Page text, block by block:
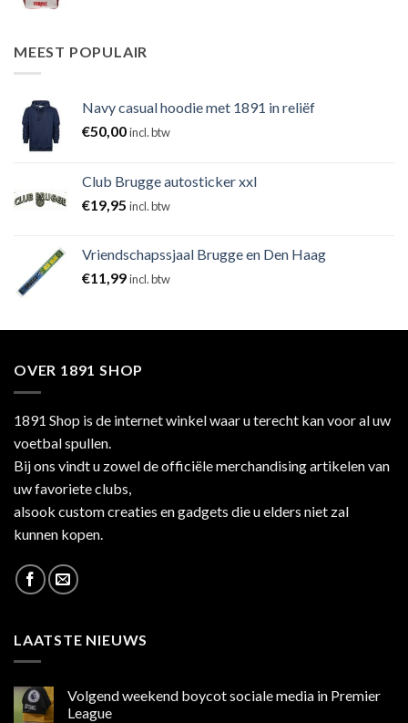
MEEST POPULAIR
Navy casual hoodie met 1891 in reliëf
€50,00incl. btw
Club Brugge autosticker xxl
€19,95 incl. btw
Vriendschapssjaal Brugge en Den Haag
€11,99incl. btw
OVER 1891 SHOP
1891 Shop is de internet winkel waar u terecht kan voor al uw
voetbal spullen.
Bij ons vindt u zowel de officiële merchandising artikelen van
uw favoriete clubs,
alsook custom creaties en gadgets die u elders niet zal
kunnen kopen.
LAATSTE NIEUWS
Volgend weekend boycot sociale media in Premier
League